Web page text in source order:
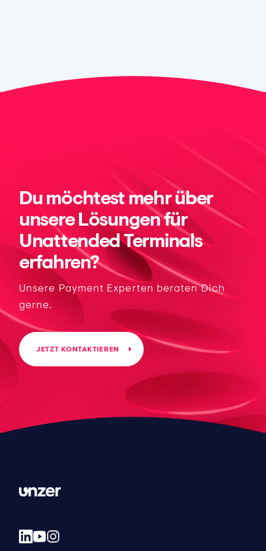
Du möchtest mehr über
unsere Lösungen für
Unattended Terminals
erfahren?
Unsere Payment Experten beraten Dich
gerne.
JETZT KONTAKTIEREN